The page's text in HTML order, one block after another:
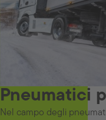
Pneumatici
Nel campo degli